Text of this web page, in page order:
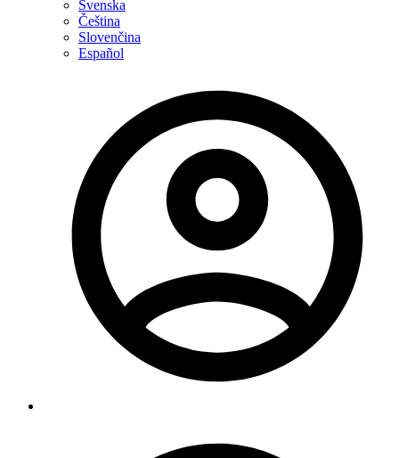
Svenska
Čeština
Slovenčina
Español